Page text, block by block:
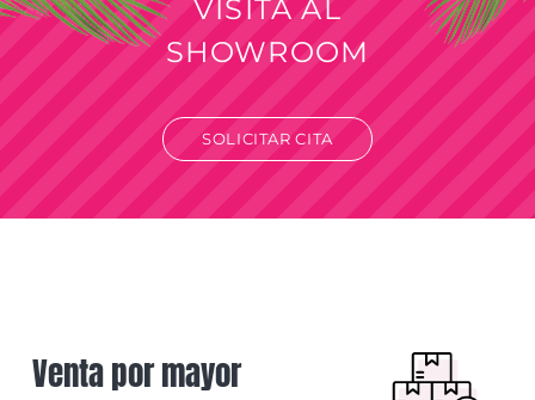
VISITA AL
SHOWROOM
SOLICITAR CITA
Venta por mayor